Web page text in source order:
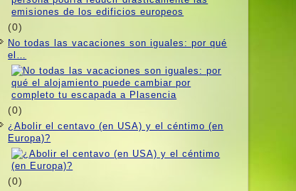
(0)
No todas las vacaciones son iguales: por qué
el…
(0)
¿Abolir el centavo (en USA) y el céntimo (en
Europa)?
(0)